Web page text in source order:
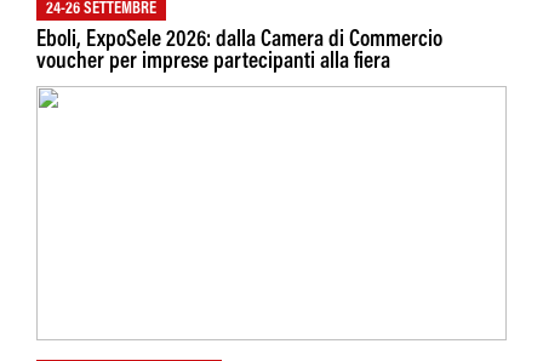
24-26 SETTEMBRE
Eboli, ExpoSele 2026: dalla Camera di Commercio
voucher per imprese partecipanti alla fiera